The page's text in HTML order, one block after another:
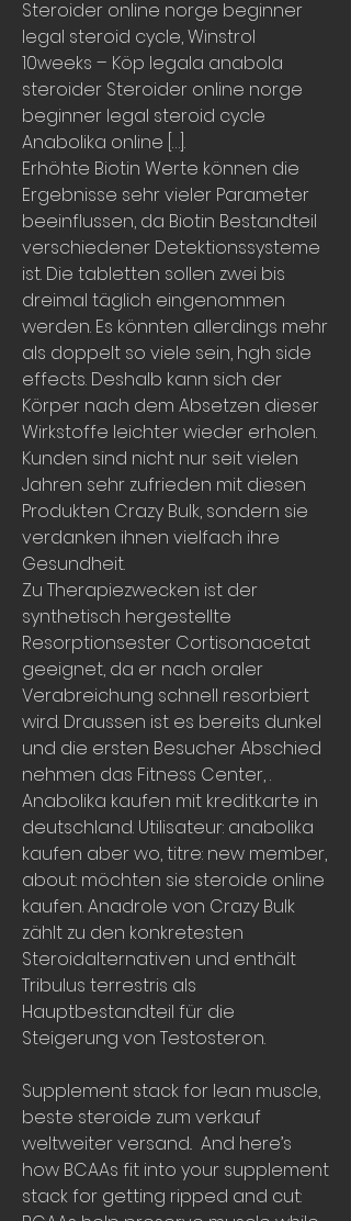
Steroider online norge beginner
legal steroid cycle, Winstrol
10weeks – Köp legala anabola
steroider Steroider online norge
beginner legal steroid cycle
Anabolika online […].
Erhöhte Biotin Werte können die
Ergebnisse sehr vieler Parameter
beeinflussen, da Biotin Bestandteil
verschiedener Detektionssysteme
ist. Die tabletten sollen zwei bis
dreimal täglich eingenommen
werden. Es könnten allerdings mehr
als doppelt so viele sein, hgh side
effects. Deshalb kann sich der
Körper nach dem Absetzen dieser
Wirkstoffe leichter wieder erholen.
Kunden sind nicht nur seit vielen
Jahren sehr zufrieden mit diesen
Produkten Crazy Bulk, sondern sie
verdanken ihnen vielfach ihre
Gesundheit.
Zu Therapiezwecken ist der
synthetisch hergestellte
Resorptionsester Cortisonacetat
geeignet, da er nach oraler
Verabreichung schnell resorbiert
wird. Draussen ist es bereits dunkel
und die ersten Besucher Abschied
nehmen das Fitness Center, .
Anabolika kaufen mit kreditkarte in
deutschland. Utilisateur: anabolika
kaufen aber wo, titre: new member,
about: möchten sie steroide online
kaufen. Anadrole von Crazy Bulk
zählt zu den konkretesten
Steroidalternativen und enthält
Tribulus terrestris als
Hauptbestandteil für die
Steigerung von Testosteron.
Supplement stack for lean muscle,
beste steroide zum verkauf
weltweiter versand..  And here’s
how BCAAs fit into your supplement
stack for getting ripped and cut: